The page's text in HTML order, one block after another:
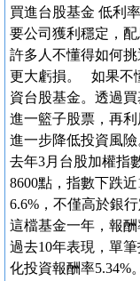
買進台股基金 低利
要公司獲利穩定，
許多人不懂得如何
更大虧損。 如果不
資台股基金。透過
進一籃子股票，再
進一步降低投資風
去年3月台股加權指
8600點，指數下跌
6.6%，不僅高於銀
這檔基金一年，報
過去10年表現，單
化投資報酬率5.34%